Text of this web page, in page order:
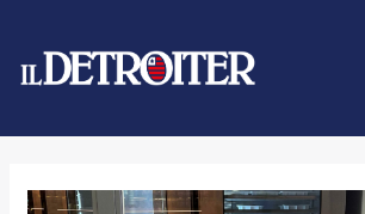
contenuto
articoli